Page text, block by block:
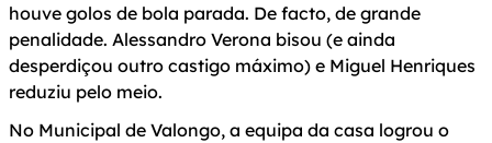
houve golos de bola parada. De facto, de grande
penalidade. Alessandro Verona bisou (e ainda
desperdiçou outro castigo máximo) e Miguel Henriques
reduziu pelo meio.
No Municipal de Valongo, a equipa da casa logrou o